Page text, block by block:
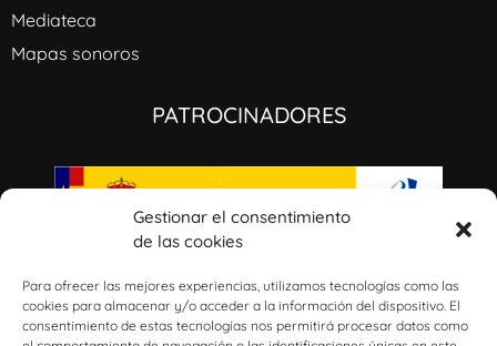
Gestionar el consentimiento
de las cookies
Para ofrecer las mejores experiencias, utilizamos tecnologías como las
cookies para almacenar y/o acceder a la información del dispositivo. El
consentimiento de estas tecnologías nos permitirá procesar datos como
Mediateca
Mapas sonoros
PATROCINADORES